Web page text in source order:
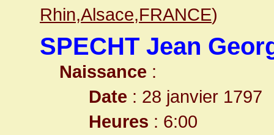
Rhin,Alsace,FRANCE)
SPECHT Jean
Naissance :
Date : 28 janvier 1797
Heures : 6:00